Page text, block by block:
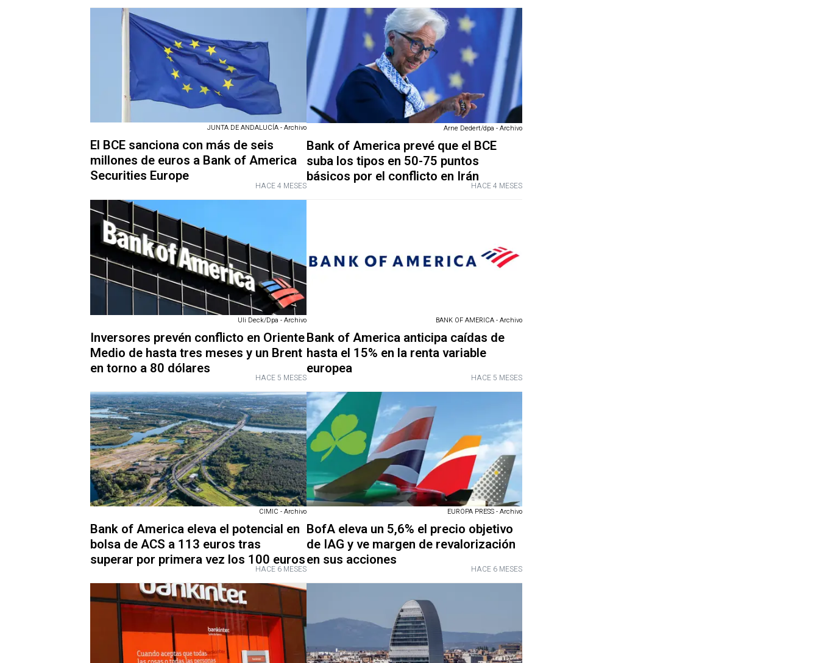
JUNTA DE ANDALUCÍA - Archivo
El BCE sanciona con más de seis
millones de euros a Bank of America
Securities Europe
HACE 4 MESES
Arne Dedert/dpa - Archivo
Bank of America prevé que el BCE
suba los tipos en 50-75 puntos
básicos por el conflicto en IránHACE 4 MESES
Uli Deck/Dpa - Archivo
Inversores prevén conflicto en Oriente
Medio de hasta tres meses y un Brent
en torno a 80 dólares
HACE 5 MESES
BANK OF AMERICA - Archivo
Bank of America anticipa caídas de
hasta el 15% en la renta variable
europea
HACE 5 MESES
CIMIC - Archivo
Bank of America eleva el potencial en
bolsa de ACS a 113 euros tras
superar por primera vez los 100 euros
HACE 6 MESES
EUROPA PRESS - Archivo
BofA eleva un 5,6% el precio objetivo
de IAG y ve margen de revalorización
en sus acciones
HACE 6 MESES